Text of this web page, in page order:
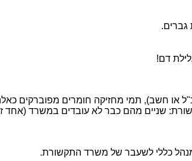
גברים.
דם!
או חשב), תמי מחזיקה חומרים מפוברקים
שניים מהם כבר לא עובדים במשרד (אחד
כללי לשעבר של משרד התקשורת.